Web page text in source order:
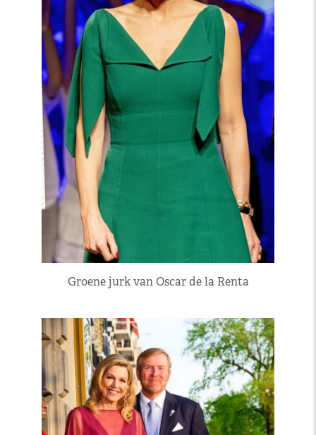
Groene jurk van Oscar de la Renta